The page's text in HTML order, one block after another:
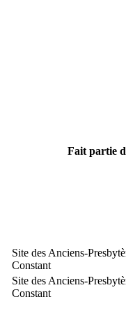
Fait partie
Site des Anciens-
Constant
Site des Anciens-
Constant